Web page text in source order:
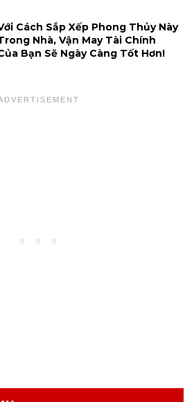
Cách Sắp Xếp Phong Thủy Này
Nhà, Vận May Tài Chính
Bạn Sẽ Ngày Càng Tốt Hơn!